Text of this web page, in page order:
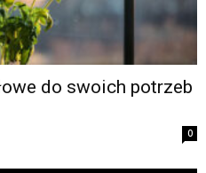
do swoich potrzeb
0